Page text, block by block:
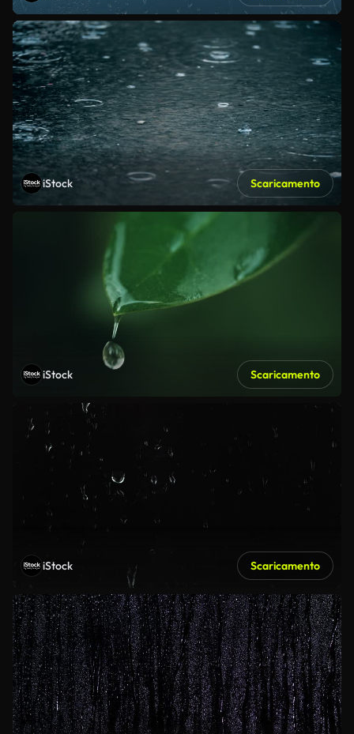
iStock Scaricamento
iStock Scaricamento
iStock Scaricamento